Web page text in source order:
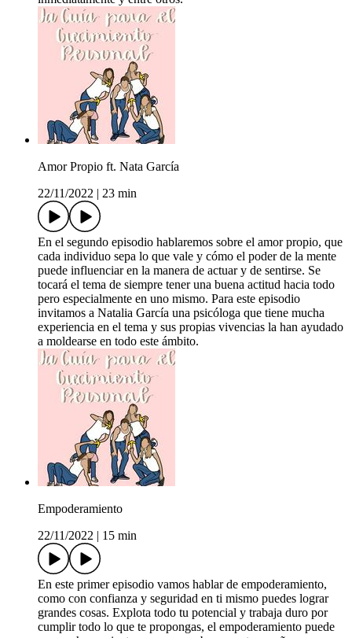
Amor Propio ft. Nata García
22/11/2022
23 min
En el segundo episodio hablaremos sobre el amor propio, que
cada individuo sepa lo que vale y cómo el poder de la mente
puede influenciar en la manera de actuar y de sentirse. Se
tocará el tema de siempre tener una buena actitud hacia todo
pero especialmente en uno mismo. Para este episodio
invitamos a Natalia García una psicóloga que tiene mucha
experiencia en el tema y sus propias vivencias la han ayudado
a moldearse en todo este ámbito.
Empoderamiento
22/11/2022
15 min
En este primer episodio vamos hablar de empoderamiento,
como con confianza y seguridad en ti mismo puedes lograr
grandes cosas. Explota todo tu potencial y trabaja duro por
cumplir todo lo que te propongas, el empoderamiento puede